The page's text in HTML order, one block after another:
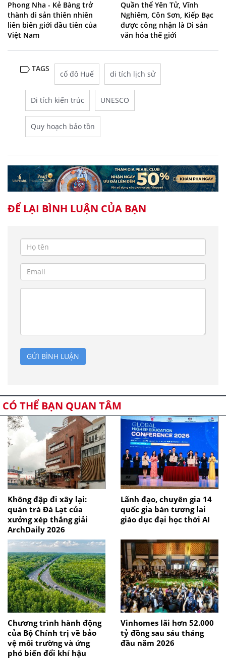
Phong Nha - Kẻ Bàng trở
thành di sản thiên nhiên
liên biên giới đầu tiên của
Việt Nam
Quần thể Yên Tử, Vĩnh
Nghiêm, Côn Sơn, Kiếp Bạc
được công nhận là Di sản
văn hóa thế giới
TAGS
cố đô Huế di tích lịch sử
Di tích kiến trúc UNESCO
Quy hoạch bảo tồn
ĐỂ LẠI BÌNH LUẬN CỦA BẠN
GỬI BÌNH LUẬN
CÓ THỂ BẠN QUAN TÂM
Không đập đi xây lại:
quán trà Đà Lạt của
xưởng xép thắng giải
ArchDaily 2026
Lãnh đạo, chuyên gia 14
quốc gia bàn tương lai
giáo dục đại học thời AI
Chương trình hành động
của Bộ Chính trị về bảo
vệ môi trường và ứng
phó biến đổi khí hậu
Vinhomes lãi hơn 52.000
tỷ đồng sau sáu tháng
đầu năm 2026